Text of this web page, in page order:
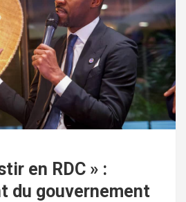
en RDC » :
du gouvernement